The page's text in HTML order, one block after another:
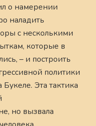
о намерении
наладить
с несколькими
которые в
– и построить
политики
Эта тактика
но вызвала